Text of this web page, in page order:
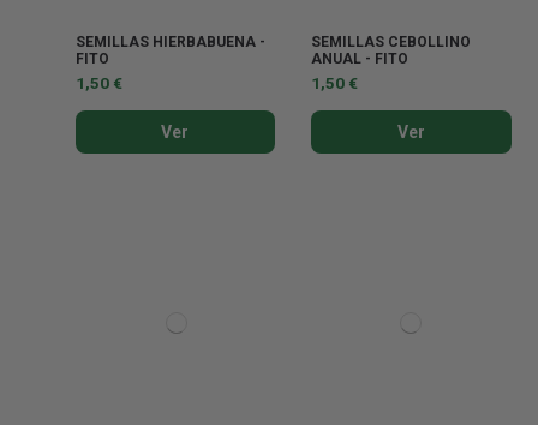
SEMILLAS HIERBABUENA -
FITO
1,50 €
Ver
SEMILLAS CEBOLLINO
ANUAL - FITO
1,50 €
Ver